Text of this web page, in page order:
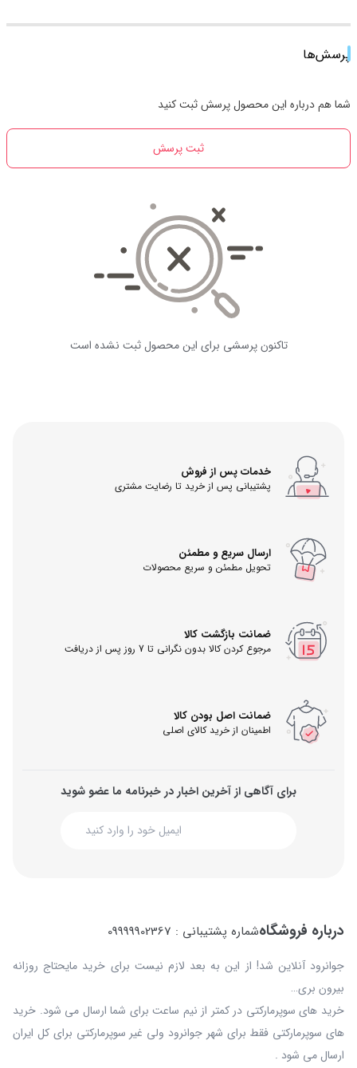
پرسش‌ها
شما هم درباره این محصول پرسش ثبت کنید
ثبت پرسش
تاکنون پرسشی برای این محصول ثبت نشده است
خدمات پس از فروش
پشتیبانی پس از خرید تا رضایت مشتری
ارسال سریع و مطمئن
تحویل مطمئن و سریع محصولات
ضمانت بازگشت کالا
مرجوع کردن کالا بدون نگرانی تا 7 روز پس از دریافت
ضمانت اصل بودن کالا
اطمینان از خرید کالای اصلی
برای آگاهی از آخرین اخبار در خبرنامه ما عضو شوید
درباره فروشگاهشماره پشتیبانی : 09999902367
جوانرود آنلاین شد! از این به بعد لازم نیست برای خرید مایحتاج روزانه
بیرون بری…
خرید های سوپرمارکتی در کمتر از نیم ساعت برای شما ارسال می شود. خرید
های سوپرمارکتی فقط برای شهر جوانرود ولی غیر سوپرمارکتی برای کل ایران
ارسال می شود .